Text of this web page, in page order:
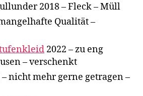
2018 – Fleck – Müll
Qualität –
2022 – zu eng
– verschenkt
– nicht mehr gerne getragen –